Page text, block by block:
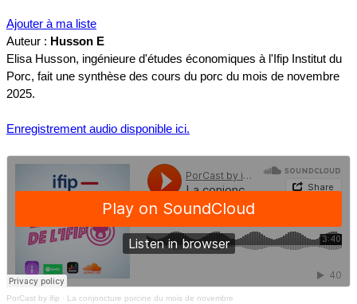
Ajouter à ma liste
Auteur : Husson E
Elisa Husson, ingénieure d'études économiques à l'Ifip Institut du
Porc, fait une synthèse des cours du porc du mois de novembre
2025.
Enregistrement audio disponible ici.
PorCast by ifip · La conjoncture porcine du mois de novembre